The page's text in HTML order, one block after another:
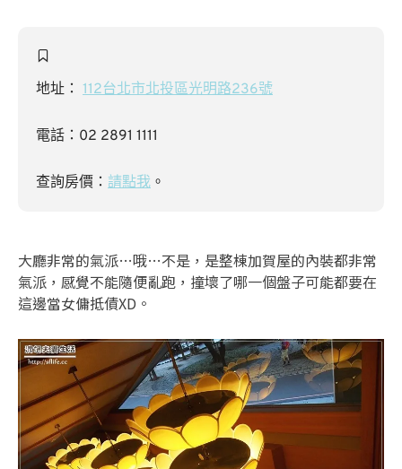
地址： 112台北市北投區光明路236號
電話：02 2891 1111
查詢房價： 請點我 。
大廳非常的氣派…哦…不是，是整棟加賀屋的內裝都非常
氣派，感覺不能隨便亂跑，撞壞了哪一個盤子可能都要在
這邊當女傭抵債XD。